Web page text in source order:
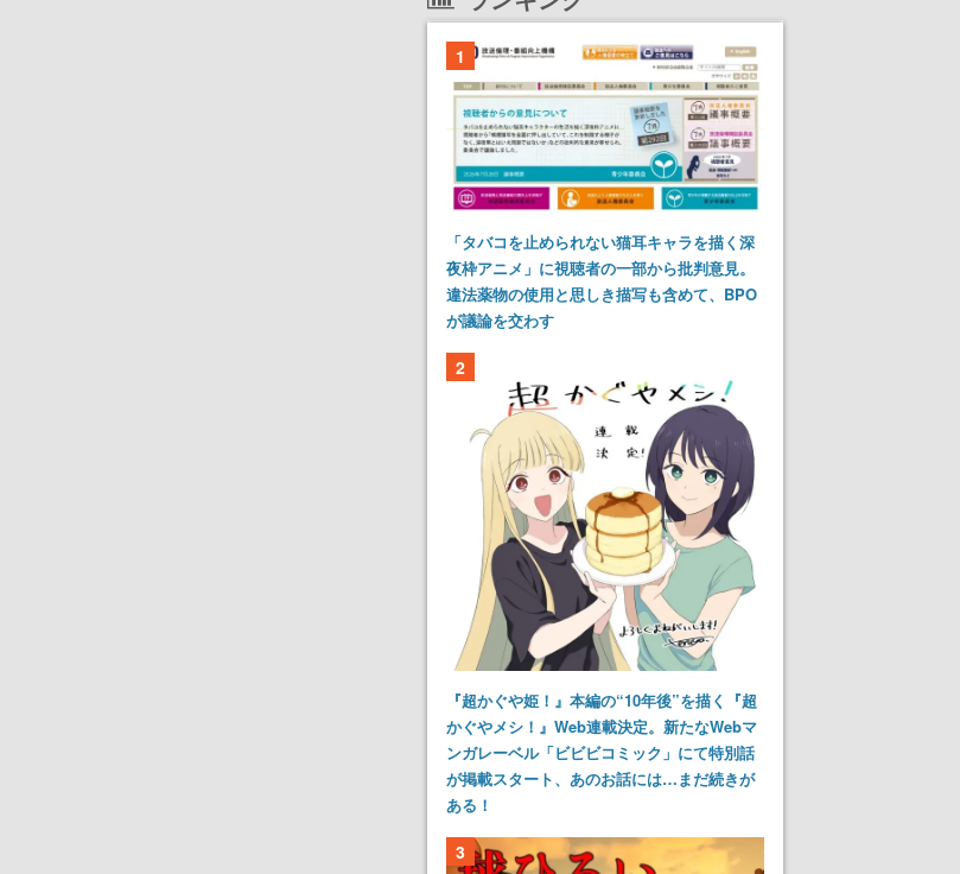
1
「タバコを止められない猫耳キャラを描く深
夜枠アニメ」に視聴者の一部から批判意見。
違法薬物の使用と思しき描写も含めて、BPO
が議論を交わす
2
『超かぐや姫！』本編の“10年後”を描く『超
かぐやメシ！』Web連載決定。新たなWebマ
ンガレーベル「ビビビコミック」にて特別話
が掲載スタート、あのお話には…まだ続きが
ある！
3